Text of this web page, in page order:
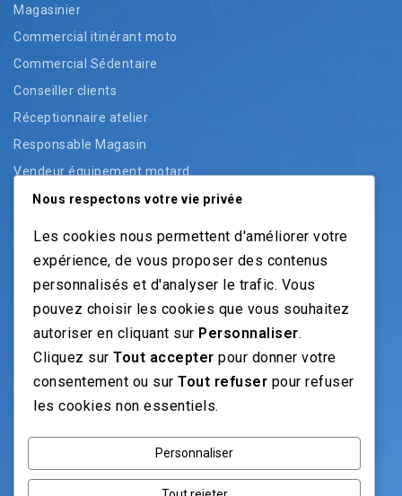
Magasinier
Commercial itinérant moto
Commercial Sédentaire
Conseiller clients
Réceptionnaire atelier
Responsable Magasin
Vendeur équipement motard
Vendeur pièces
Vendeur véhicules occasion
NOS GUIDES
Recrutement moto: Le guide pour recruteurs
NOS RÉSEAUX
Nous respectons votre vie privée
Les cookies nous permettent d'améliorer votre
expérience, de vous proposer des contenus
personnalisés et d'analyser le trafic. Vous
pouvez choisir les cookies que vous souhaitez
autoriser en cliquant sur Personnaliser.
Cliquez sur Tout accepter pour donner votre
consentement ou sur Tout refuser pour refuser
les cookies non essentiels.
Personnaliser